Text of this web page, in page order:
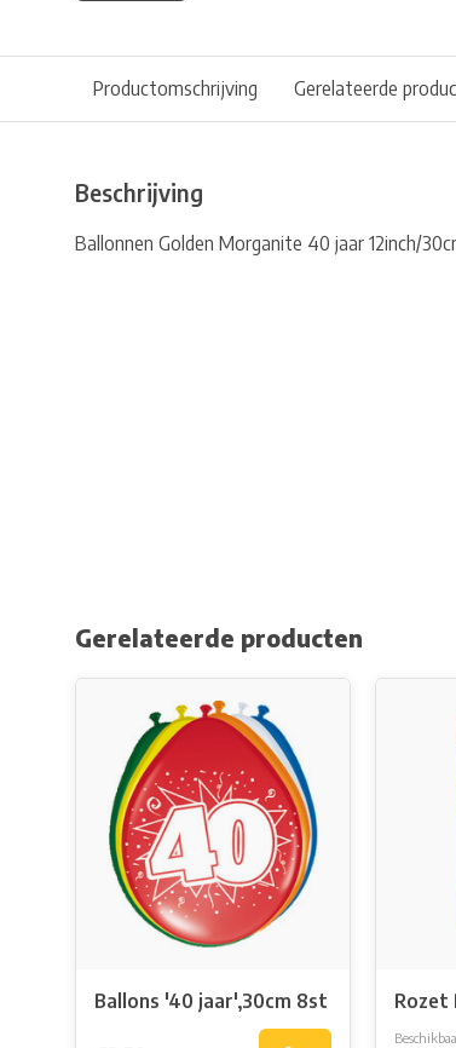
Productomschrijving Gerelateerde
Beschrijving
Ballonnen Golden Morganite 40 jaar 12inch/
Gerelateerde producten
Ballons '40 jaar',30cm 8st Rozet